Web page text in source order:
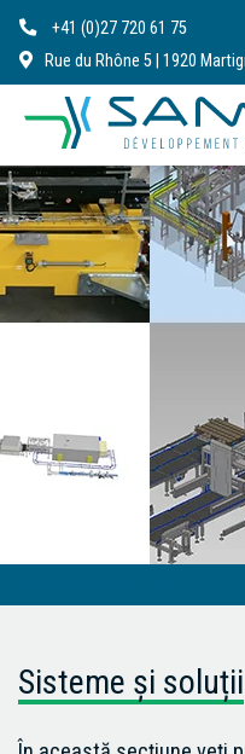
+41 (0)27 720 61 75
Rue du Rhône 5 | 1920
FR
Sisteme și soluții